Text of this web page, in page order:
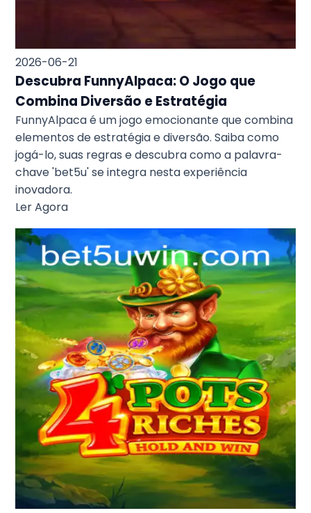
2026-06-21
Descubra FunnyAlpaca: O Jogo que
Combina Diversão e Estratégia
FunnyAlpaca é um jogo emocionante que combina
elementos de estratégia e diversão. Saiba como
jogá-lo, suas regras e descubra como a palavra-
chave 'bet5u' se integra nesta experiência
inovadora.
Ler Agora